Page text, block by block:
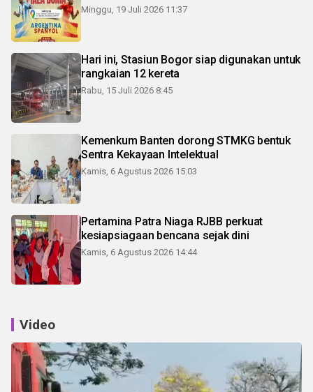
Minggu, 19 Juli 2026 11:37
Hari ini, Stasiun Bogor siap digunakan untuk
rangkaian 12 kereta
Rabu, 15 Juli 2026 8:45
Kemenkum Banten dorong STMKG bentuk
Sentra Kekayaan Intelektual
Kamis, 6 Agustus 2026 15:03
Pertamina Patra Niaga RJBB perkuat
kesiapsiagaan bencana sejak dini
Kamis, 6 Agustus 2026 14:44
Video